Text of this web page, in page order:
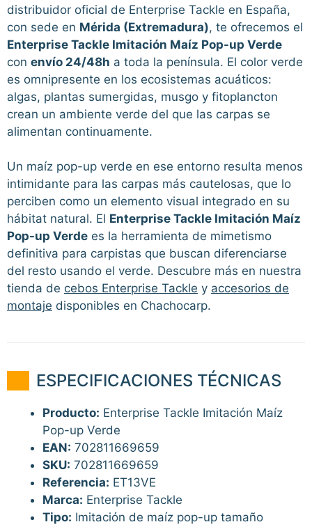
distribuidor oficial de Enterprise Tackle en España,
con sede en Mérida (Extremadura), te ofrecemos el
Enterprise Tackle Imitación Maíz Pop-up Verde
con envío 24/48h a toda la península. El color verde
es omnipresente en los ecosistemas acuáticos:
algas, plantas sumergidas, musgo y fitoplancton
crean un ambiente verde del que las carpas se
alimentan continuamente.
Un maíz pop-up verde en ese entorno resulta menos
intimidante para las carpas más cautelosas, que lo
perciben como un elemento visual integrado en su
hábitat natural. El Enterprise Tackle Imitación Maíz
Pop-up Verde es la herramienta de mimetismo
definitiva para carpistas que buscan diferenciarse
del resto usando el verde. Descubre más en nuestra
tienda de cebos Enterprise Tackle y accesorios de
montaje disponibles en Chachocarp.
ESPECIFICACIONES TÉCNICAS
Producto: Enterprise Tackle Imitación Maíz
Pop-up Verde
EAN: 702811669659
SKU: 702811669659
Referencia: ET13VE
Marca: Enterprise Tackle
Tipo: Imitación de maíz pop-up tamaño